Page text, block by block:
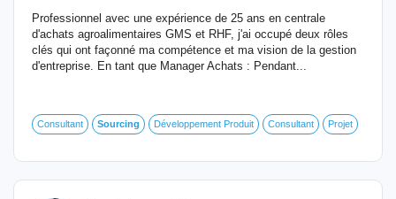
Professionnel avec une expérience de 25 ans en centrale
d'achats agroalimentaires GMS et RHF, j'ai occupé deux rôles
clés qui ont façonné ma compétence et ma vision de la gestion
d'entreprise. En tant que Manager Achats : Pendant...
Consultant Sourcing Développement Produit Consultant Projet